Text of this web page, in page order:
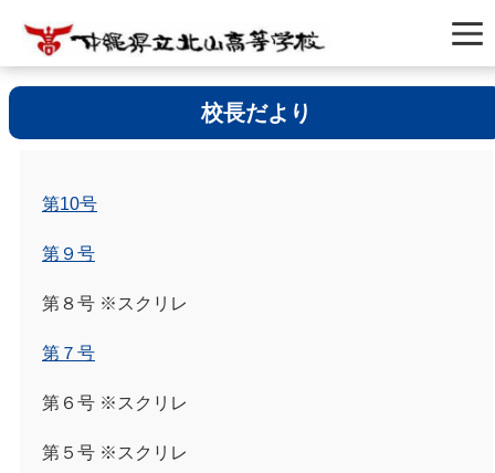
校長だより
第10号
第９号
第８号 ※スクリレ
第７号
第６号 ※スクリレ
第５号 ※スクリレ